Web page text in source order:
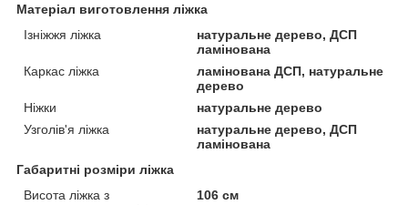
Матеріал виготовлення ліжка
Ізніжжя ліжка
натуральне дерево, ДСП
ламінована
Каркас ліжка
ламінована ДСП, натуральне
дерево
Ніжки
натуральне дерево
Узголів'я ліжка
натуральне дерево, ДСП
ламінована
Габаритні розміри ліжка
Висота ліжка з
106 см